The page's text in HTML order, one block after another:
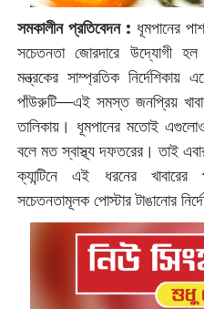
সমকালীন প্রতিবেদন : ধূমপানের
সচেতনতা জোরদারে উদ্যোগী হল
মন্ত্রকের সাম্প্রতিক নির্দেশিকায়
পাঁউরুটি—এই সমস্ত জনপ্রিয়
তালিকায়। ধূমপানের মতোই
বলে মত স্বাস্থ্য দফতরের। তাই এবার
ক্যান্টিনে এ‌ই ধরনের খাবারের
সচেতনতামূলক পোস্টার টাঙানোর